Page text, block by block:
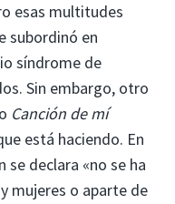
esas multitudes
subordinó en
síndrome de
Sin embargo, otro
Canción de mí
está haciendo. En
declara «no se ha
mujeres o aparte de